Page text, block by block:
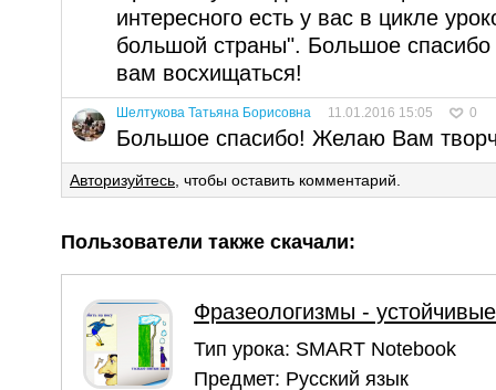
интересного есть у вас в цикле
большой страны". Большое
вам восхищаться!
Шелтукова Татьяна Борисовна 11.01.2016 15:05 0
Большое спасибо! Желаю Вам
Авторизуйтесь , чтобы оставить комментарий.
Пользователи также скачали:
Фразеологизмы -
Тип урока: SMART Notebook
Предмет: Русский язык